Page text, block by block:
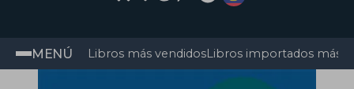
MENÚ Libros más vendidosLibros importados más